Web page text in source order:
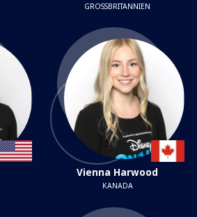
GROSSBRITANNIEN
Vienna Harwood
KANADA